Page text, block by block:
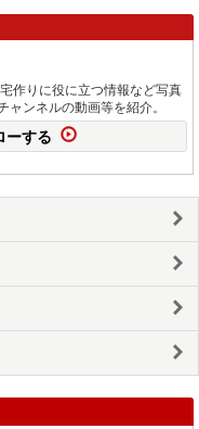
作りに役に立つ情報など写真
ンネルの動画等を紹介。
ーする